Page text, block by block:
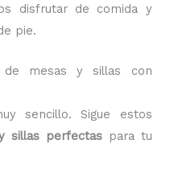
disfrutar de comida y
pie.
de mesas y sillas con
sencillo. Sigue estos
sillas perfectaspara tu